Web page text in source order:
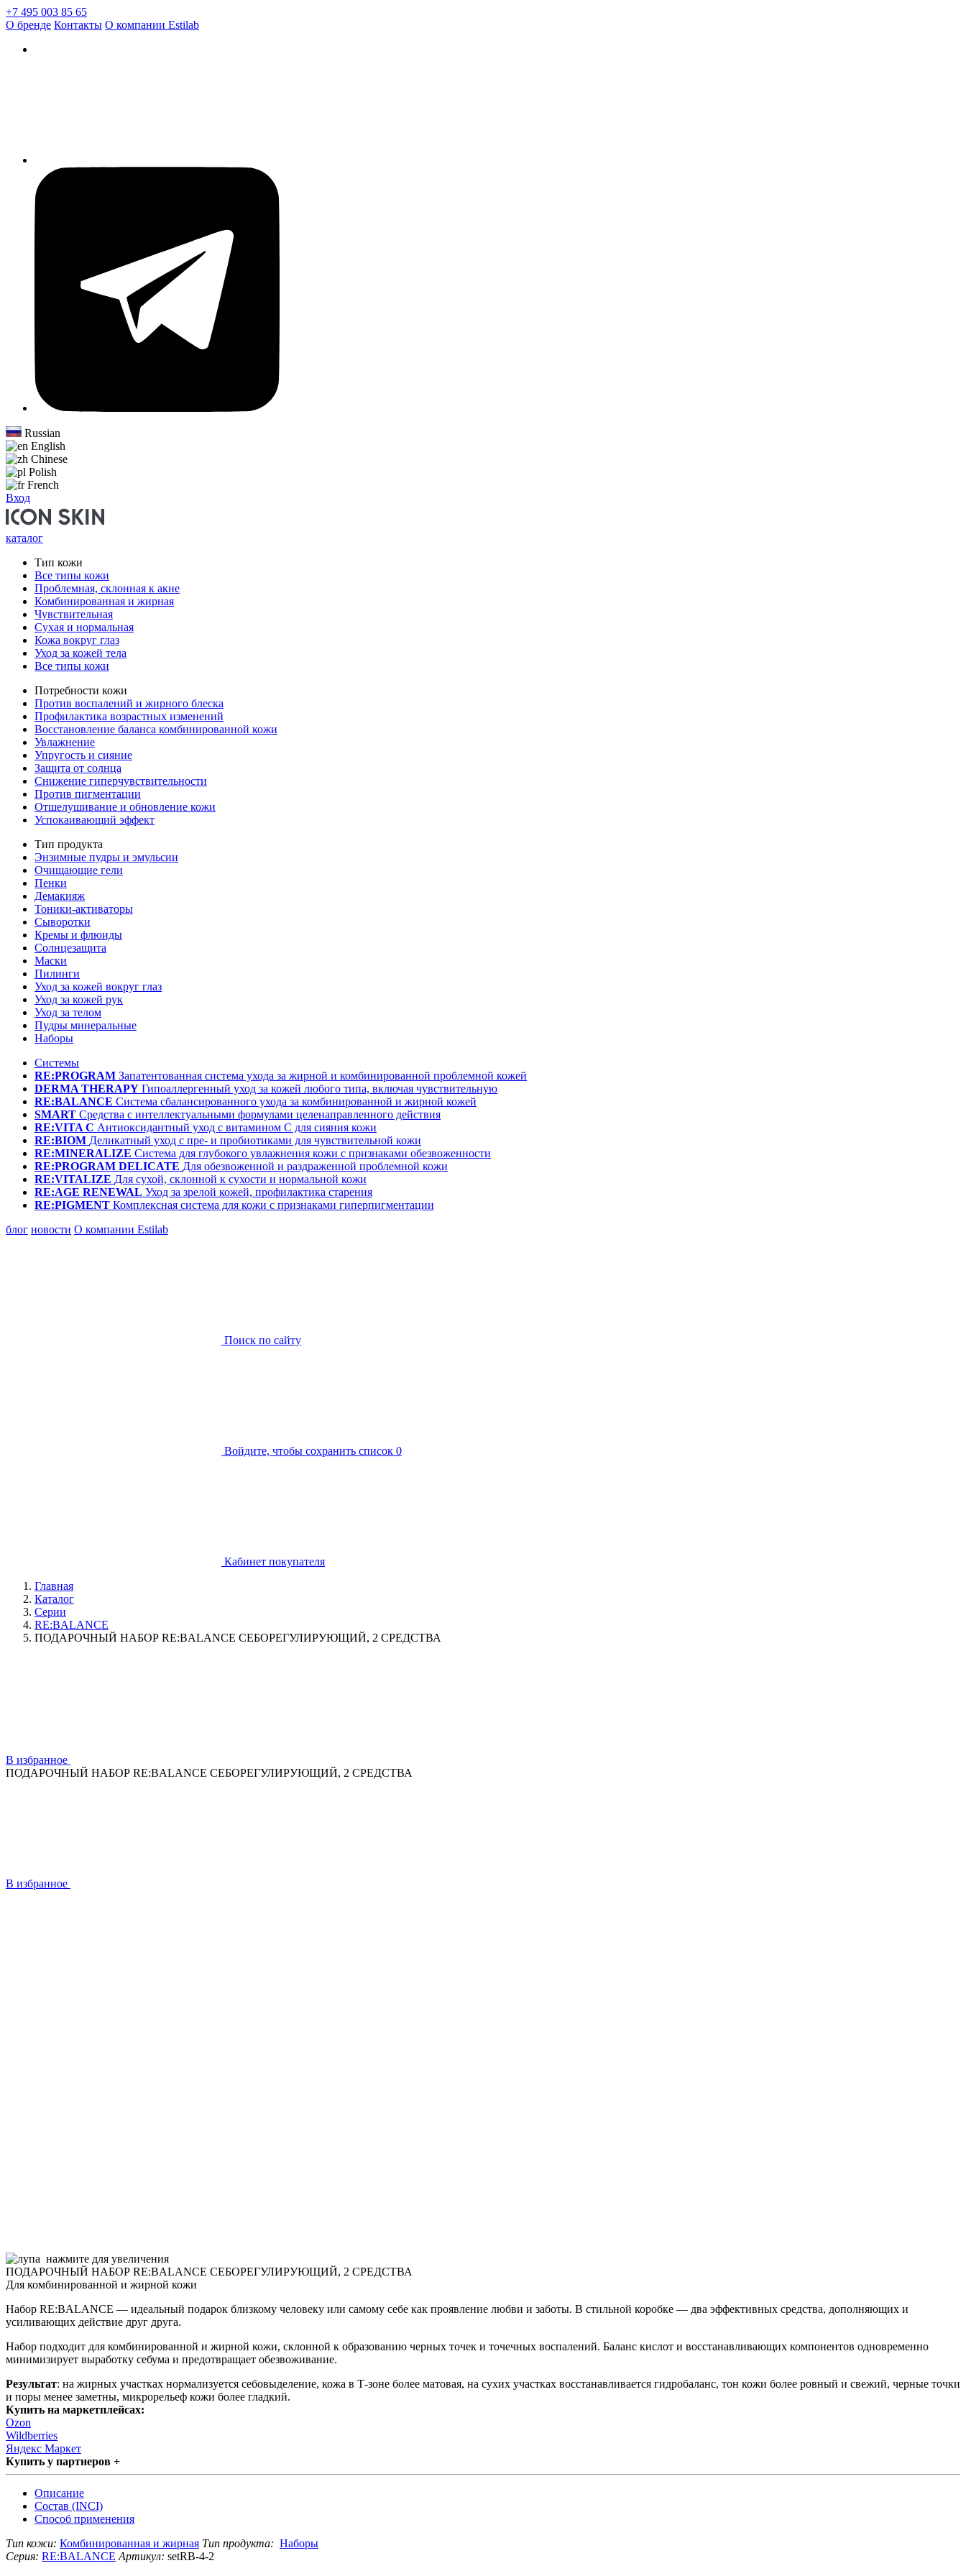
+7 495 003 85 65
О бренде Контакты О компании Estilab
Russian
English
Chinese
Polish
French
Вход
каталог
Тип кожи
Все типы кожи
Проблемная, склонная к акне
Комбинированная и жирная
Чувствительная
Сухая и нормальная
Кожа вокруг глаз
Уход за кожей тела
Все типы кожи
Потребности кожи
Против воспалений и жирного блеска
Профилактика возрастных изменений
Восстановление баланса комбинированной кожи
Увлажнение
Упругость и сияние
Защита от солнца
Снижение гиперчувствительности
Против пигментации
Отшелушивание и обновление кожи
Успокаивающий эффект
Тип продукта
Энзимные пудры и эмульсии
Очищающие гели
Пенки
Демакияж
Тоники-активаторы
Сыворотки
Кремы и флюиды
Солнцезащита
Маски
Пилинги
Уход за кожей вокруг глаз
Уход за кожей рук
Уход за телом
Пудры минеральные
Наборы
Системы
RE:PROGRAM Запатентованная система ухода за жирной и комбинированной проблемной кожей
DERMA THERAPY Гипоаллергенный уход за кожей любого типа, включая чувствительную
RE:BALANCE Система сбалансированного ухода за комбинированной и жирной кожей
SMART Средства с интеллектуальными формулами целенаправленного действия
RE:VITA C Антиоксидантный уход с витамином С для сияния кожи
RE:BIOM Деликатный уход с пре- и пробиотиками для чувствительной кожи
RE:MINERALIZE Система для глубокого увлажнения кожи с признаками обезвоженности
RE:PROGRAM DELICATE Для обезвоженной и раздраженной проблемной кожи
RE:VITALIZE Для сухой, склонной к сухости и нормальной кожи
RE:AGE RENEWAL Уход за зрелой кожей, профилактика старения
RE:PIGMENT Комплексная система для кожи с признаками гиперпигментации
блог новости О компании Estilab
Поиск по сайту
Войдите, чтобы сохранить список 0
Кабинет покупателя
Главная
Каталог
Серии
RE:BALANCE
ПОДАРОЧНЫЙ НАБОР RE:BALANCE СЕБОРЕГУЛИРУЮЩИЙ, 2 СРЕДСТВА
В избранное
ПОДАРОЧНЫЙ НАБОР RE:BALANCE СЕБОРЕГУЛИРУЮЩИЙ, 2 СРЕДСТВА
В избранное
нажмите для увеличения
ПОДАРОЧНЫЙ НАБОР RE:BALANCE СЕБОРЕГУЛИРУЮЩИЙ, 2 СРЕДСТВА
Для комбинированной и жирной кожи
Набор RE:BALANCE — идеальный подарок близкому человеку или самому себе как проявление любви и заботы. В стильной коробке — два эффективных средства, дополняющих и
усиливающих действие друг друга.
Набор подходит для комбинированной и жирной кожи, склонной к образованию черных точек и точечных воспалений. Баланс кислот и восстанавливающих компонентов одновременно
минимизирует выработку себума и предотвращает обезвоживание.
Результат: на жирных участках нормализуется себовыделение, кожа в Т-зоне более матовая, на сухих участках восстанавливается гидробаланс, тон кожи более ровный и свежий, черные точки
и поры менее заметны, микрорельеф кожи более гладкий.
Купить на маркетплейсах:
Ozon
Wildberries
Яндекс Маркет
Купить у партнеров +
Описание
Состав (INCI)
Способ применения
Тип кожи: Комбинированная и жирная Тип продукта: Наборы
Серия: RE:BALANCE Артикул: setRB-4-2